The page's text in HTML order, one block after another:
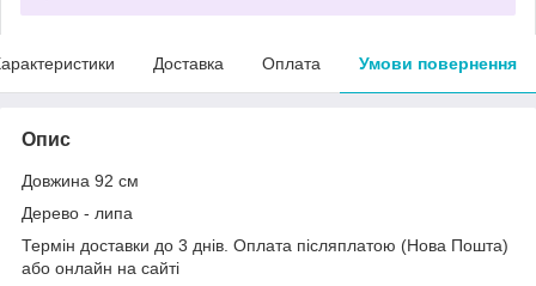
Доставка Оплата Умови повернення
Опис
Довжина 92 см
Дерево - липа
Термін доставки до 3 днів. Оплата післяплатою (Нова Пошта)
або онлайн на сайті